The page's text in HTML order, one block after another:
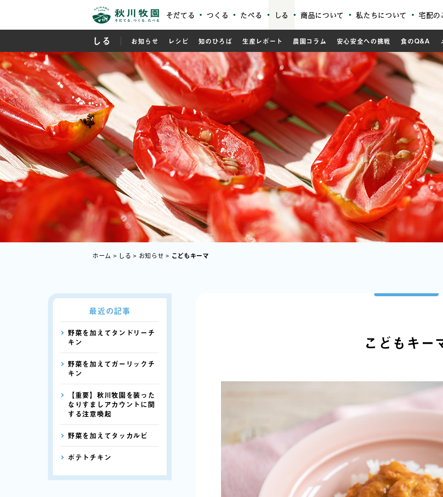
そだてる つくる たべる しる 商品について 私たちについて 宅配の
しる お知らせ レシピ 知のひろば 生産レポート 農園コラム 安心安全への挑戦 食のQ&A
ホーム > しる > お知らせ > こどもキーマ
こどもキー
最近の記事
野菜を加えてタンドリーチ
キン
野菜を加えてガーリックチ
キン
【重要】秋川牧園を装った
なりすましアカウントに関
する注意喚起
野菜を加えてタッカルビ
ポテトチキン